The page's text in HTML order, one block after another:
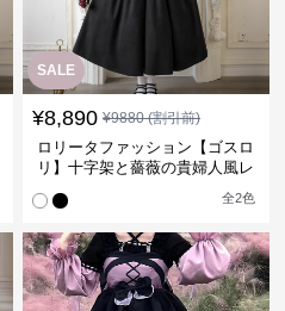
SALE
¥8,890 ¥9880(割引前)
ロリータファッション【ゴスロ
リ】十字架と薔薇の貴婦人風レ
全2色